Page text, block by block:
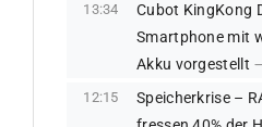
13:34
Cubot KingKong
Smartphone mit
Akku vorgestellt
12:15
Speicherkrise –